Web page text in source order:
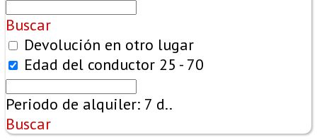
Buscar
Devolución en otro lugar
Edad del conductor 25 - 70
Periodo de alquiler: 7 d..
Buscar